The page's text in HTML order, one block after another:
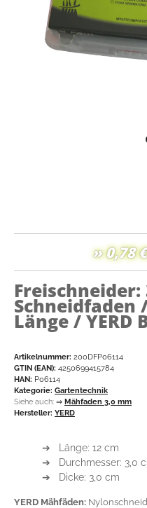
» 0,78
Schneidfaden
Länge / YERD
Artikelnummer: 200DFP06114
GTIN (EAN): 4250699415784
HAN: P06114
Kategorie: Gartentechnik
Siehe auch: ⇒ Mähfaden 3,0 mm
Hersteller: YERD
➔ Länge: 12 cm
➔ Durchmesser: 3,0
➔ Dicke: 3,0 cm
YERD Mähfäden: